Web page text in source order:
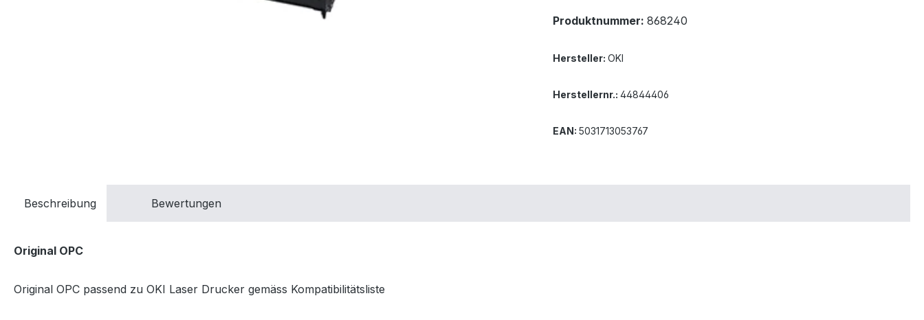
Produktnummer: 868240
Hersteller: OKI
Herstellernr.: 44844406
EAN: 5031713053767
Beschreibung Bewertungen
Original OPC
Original OPC passend zu OKI Laser Drucker gemäss Kompatibilitätsliste